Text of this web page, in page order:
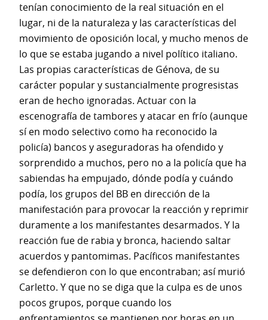
tenían conocimiento de la real situación en el
lugar, ni de la naturaleza y las características del
movimiento de oposición local, y mucho menos de
lo que se estaba jugando a nivel político italiano.
Las propias características de Génova, de su
carácter popular y sustancialmente progresistas
eran de hecho ignoradas. Actuar con la
escenografía de tambores y atacar en frío (aunque
sí en modo selectivo como ha reconocido la
policía) bancos y aseguradoras ha ofendido y
sorprendido a muchos, pero no a la policía que ha
sabiendas ha empujado, dónde podía y cuándo
podía, los grupos del BB en dirección de la
manifestación para provocar la reacción y reprimir
duramente a los manifestantes desarmados. Y la
reacción fue de rabia y bronca, haciendo saltar
acuerdos y pantomimas. Pacíficos manifestantes
se defendieron con lo que encontraban; así murió
Carletto. Y que no se diga que la culpa es de unos
pocos grupos, porque cuando los